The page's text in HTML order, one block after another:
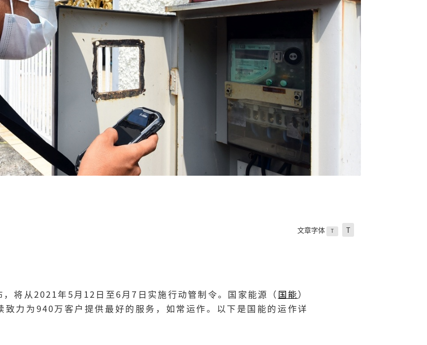
文章字体 T T
，将从2021年5月12日至6月7日实施行动管制令。国家能源（ 国能）
致力为940万客户提供最好的服务，如常运作。以下是国能的运作详